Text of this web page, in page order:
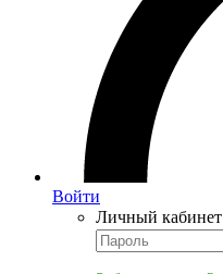
Войти
Личный кабинет